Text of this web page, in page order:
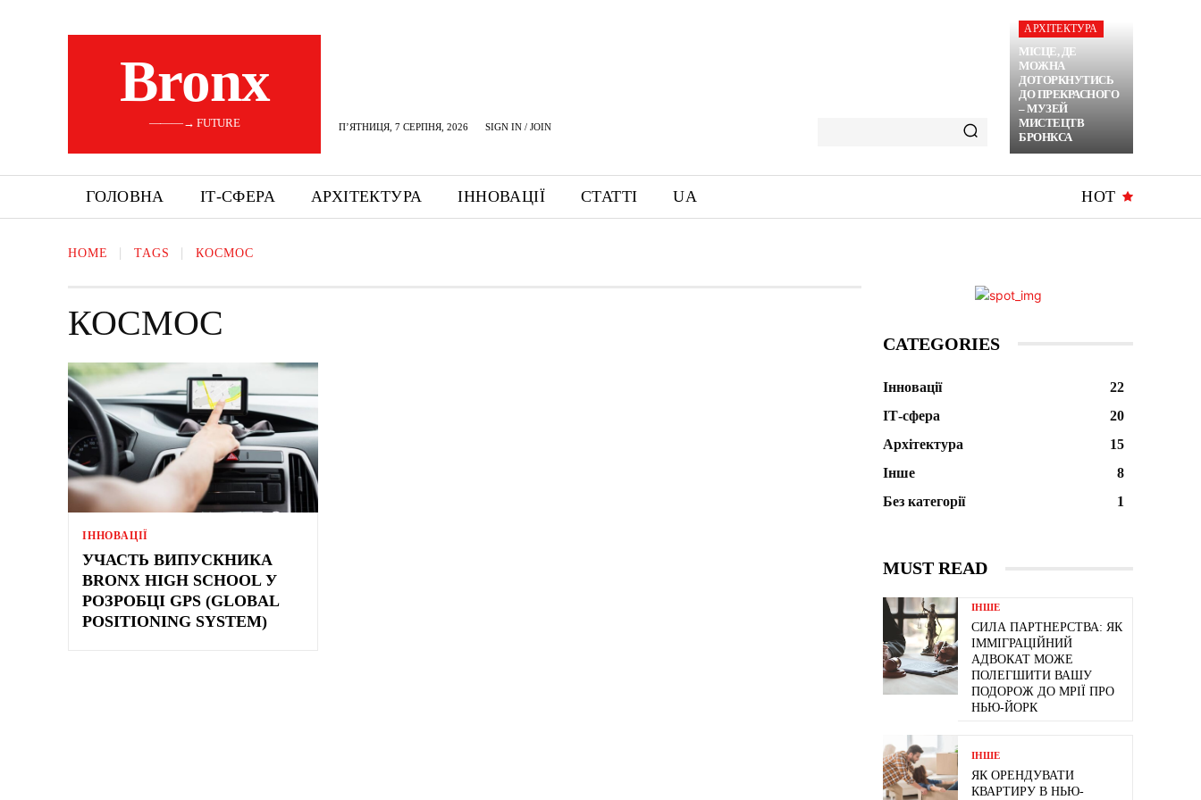
Bronx
———→ FUTURE П’ЯТНИЦЯ, 7 СЕРПНЯ, 2026 SIGN IN / JOIN
АРХІТЕКТУРА
МІСЦЕ, ДЕ
МОЖНА
ДОТОРКНУТИСЬ
ДО ПРЕКРАСНОГО
– МУЗЕЙ
МИСТЕЦТВ
БРОНКСА
ГОЛОВНА ІТ-СФЕРА АРХІТЕКТУРА ІННОВАЦІЇ СТАТТІ UA HOT
HOME TAGS КОСМОС
КОСМОС
ІННОВАЦІЇ
УЧАСТЬ ВИПУСКНИКА
BRONX HIGH SCHOOL У
РОЗРОБЦІ GPS (GLOBAL
POSITIONING SYSTEM)
CATEGORIES
Інновації
22
ІТ-сфера
20
Архітектура
15
Інше
8
Без категорії
1
MUST READ
ІНШЕ
СИЛА ПАРТНЕРСТВА: ЯК
ІММІГРАЦІЙНИЙ
АДВОКАТ МОЖЕ
ПОЛЕГШИТИ ВАШУ
ПОДОРОЖ ДО МРІЇ ПРО
НЬЮ-ЙОРК
ІНШЕ
ЯК ОРЕНДУВАТИ
КВАРТИРУ В НЬЮ-